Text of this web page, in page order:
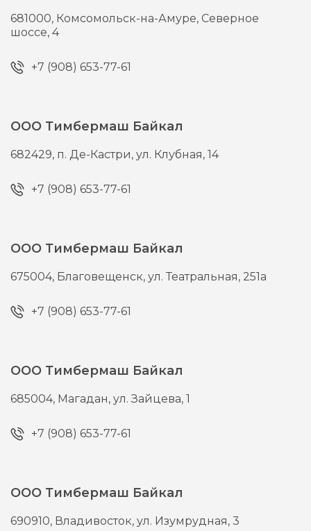
681000, Комсомольск-на-Амуре, Северное
шоссе, 4
+7 (908) 653-77-61
ООО Тимбермаш Байкал
682429, п. Де-Кастри,ул. Клубная, 14
+7 (908) 653-77-61
ООО Тимбермаш Байкал
675004, Благовещенск,ул. Театральная, 251а
+7 (908) 653-77-61
ООО Тимбермаш Байкал
685004, Магадан,ул. Зайцева, 1
+7 (908) 653-77-61
ООО Тимбермаш Байкал
690910, Владивосток,ул. Изумрудная, 3